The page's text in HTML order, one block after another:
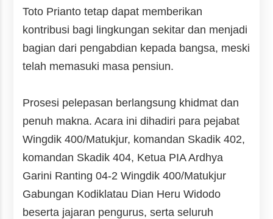
Toto Prianto tetap dapat memberikan
kontribusi bagi lingkungan sekitar dan menjadi
bagian dari pengabdian kepada bangsa, meski
telah memasuki masa pensiun.
Prosesi pelepasan berlangsung khidmat dan
penuh makna. Acara ini dihadiri para pejabat
Wingdik 400/Matukjur, komandan Skadik 402,
komandan Skadik 404, Ketua PIA Ardhya
Garini Ranting 04-2 Wingdik 400/Matukjur
Gabungan Kodiklatau Dian Heru Widodo
beserta jajaran pengurus, serta seluruh